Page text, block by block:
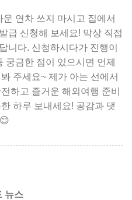
연차 쓰지 마시고 집에서
급 신청해 보세요! 막상 직접
니다. 신청하시다가 진행이
궁금한 점이 있으시면 언제
주세요~ 제가 아는 선에서
하고 즐거운 해외여행 준비
하루 보내세요! 공감과 댓
뉴스